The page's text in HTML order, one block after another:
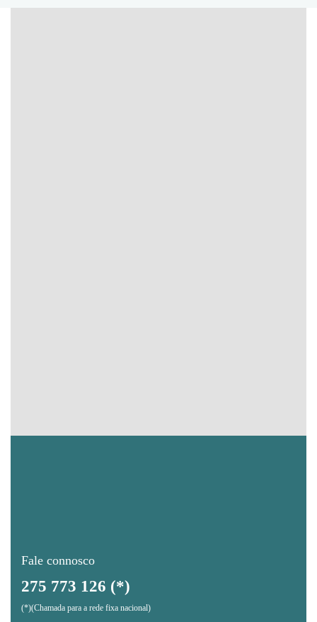
Fale connosco
275 773 126 (*)
(*)(Chamada para a rede fixa nacional)